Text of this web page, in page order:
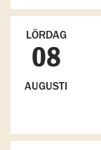
LÖRDAG
08
AUGUSTI